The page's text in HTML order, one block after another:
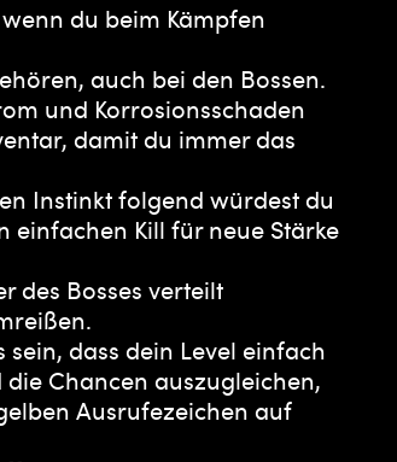
du beim Kämpfen
auch bei den Bossen.
und Korrosionsschaden
damit du immer das
Instinkt folgend würdest du
einfachen Kill für neue Stärke
des Bosses verteilt
dass dein Level einfach
Chancen auszugleichen,
Ausrufezeichen auf